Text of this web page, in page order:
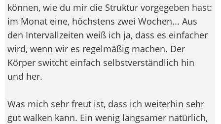
können, wie du mir die Struktur vorgegeben hast:
im Monat eine, höchstens zwei Wochen... Aus
den Intervallzeiten weiß ich ja, dass es einfacher
wird, wenn wir es regelmäßig machen. Der
Körper switcht einfach selbstverständlich hin
und her.
Was mich sehr freut ist, dass ich weiterhin sehr
gut walken kann. Ein wenig langsamer natürlich,